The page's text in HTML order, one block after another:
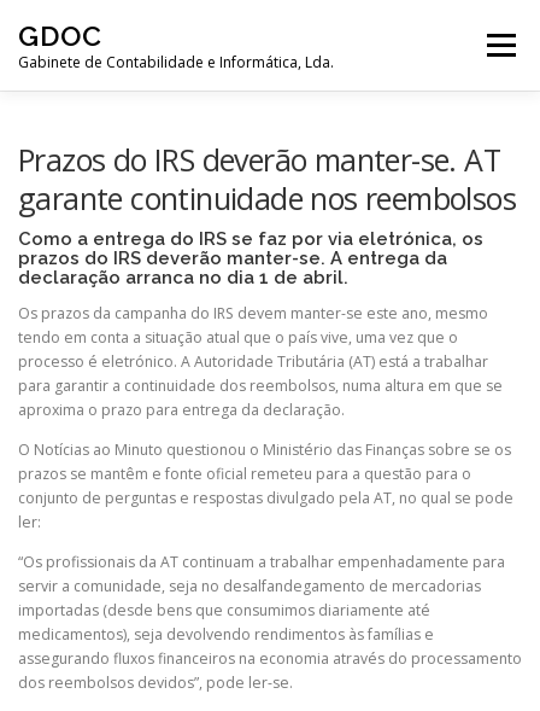
para
conteúdo
GDOC
Gabinete de Contabilidade e Informática, Lda.
Menu
Prazos do IRS deverão manter-se. AT
garante continuidade nos reembolsos
Como a entrega do IRS se faz por via eletrónica, os
prazos do IRS deverão manter-se. A entrega da
declaração arranca no dia 1 de abril.
Os prazos da campanha do IRS devem manter-se este ano, mesmo
tendo em conta a situação atual que o país vive, uma vez que o
processo é eletrónico. A Autoridade Tributária (AT) está a trabalhar
para garantir a continuidade dos reembolsos, numa altura em que se
aproxima o prazo para entrega da declaração.
O Notícias ao Minuto questionou o Ministério das Finanças sobre se os
prazos se mantêm e fonte oficial remeteu para a questão para o
conjunto de perguntas e respostas divulgado pela AT, no qual se pode
ler:
“Os profissionais da AT continuam a trabalhar empenhadamente para
servir a comunidade, seja no desalfandegamento de mercadorias
importadas (desde bens que consumimos diariamente até
medicamentos), seja devolvendo rendimentos às famílias e
assegurando fluxos financeiros na economia através do processamento
dos reembolsos devidos”, pode ler-se.